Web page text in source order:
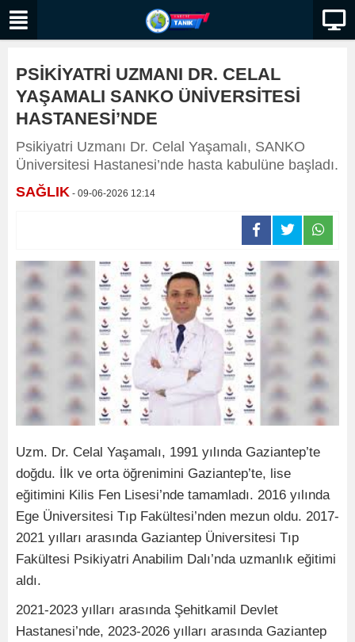
PSİKİYATRİ UZMANI DR. CELAL
YAŞAMALI SANKO ÜNİVERSİTESİ
HASTANESİ’NDE
Psikiyatri Uzmanı Dr. Celal Yaşamalı, SANKO
Üniversitesi Hastanesi’nde hasta kabulüne başladı.
SAĞLIK - 09-06-2026 12:14
Uzm. Dr. Celal Yaşamalı, 1991 yılında Gaziantep’te
doğdu. İlk ve orta öğrenimini Gaziantep’te, lise
eğitimini Kilis Fen Lisesi’nde tamamladı. 2016 yılında
Ege Üniversitesi Tıp Fakültesi’nden mezun oldu. 2017-
2021 yılları arasında Gaziantep Üniversitesi Tıp
Fakültesi Psikiyatri Anabilim Dalı’nda uzmanlık eğitimi
aldı.
2021-2023 yılları arasında Şehitkamil Devlet
Hastanesi’nde, 2023-2026 yılları arasında Gaziantep